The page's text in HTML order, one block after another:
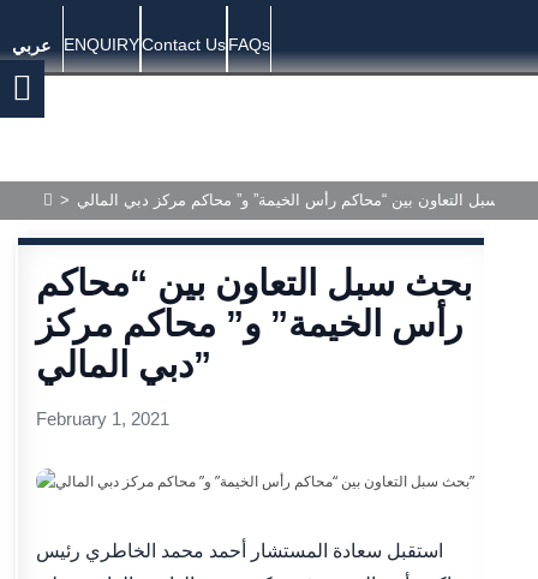
عربي ENQUIRYContact UsFAQs
>
بحث سبل التعاون بين “محاكم
رأس الخيمة” و” محاكم مركز
دبي المالي”
February 1, 2021
استقبل سعادة المستشار أحمد محمد الخاطري رئيس